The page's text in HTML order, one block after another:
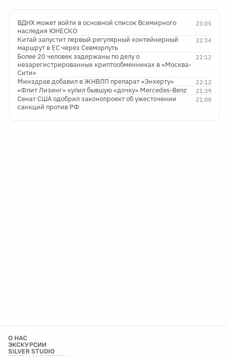
23:05
ВДНХ может войти в основной список Всемирного
наследия ЮНЕСКО
22:34
Китай запустит первый регулярный контейнерный
маршрут в ЕС через Севморпуть
22:12
Более 20 человек задержаны по делу о
незарегистрированных криптообменниках в «Москва-
Сити»
22:12
Минздрав добавил в ЖНВЛП препарат «Энхерту»
21:39
«Флит Лизинг» купил бывшую «дочку» Mercedes-Benz
21:08
Сенат США одобрил законопроект об ужесточении
санкций против РФ
О НАС
ЭКСКУРСИИ
SILVER STUDIO